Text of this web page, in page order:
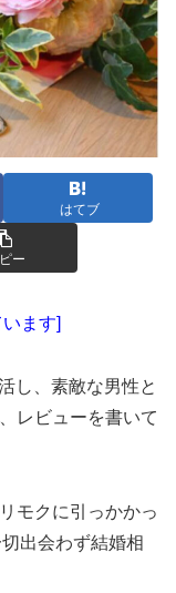
はてブ
ー
ます]
し、素敵な男性と
レビューを書いて
モクに引っかかっ
出会わず結婚相